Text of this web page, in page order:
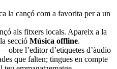
la cançó com a favorita per a un
als fitxers locals. Apareix a la
secció Música offline.
obre l’editor d’etiquetes d’àudio
que falten; tingues en compte